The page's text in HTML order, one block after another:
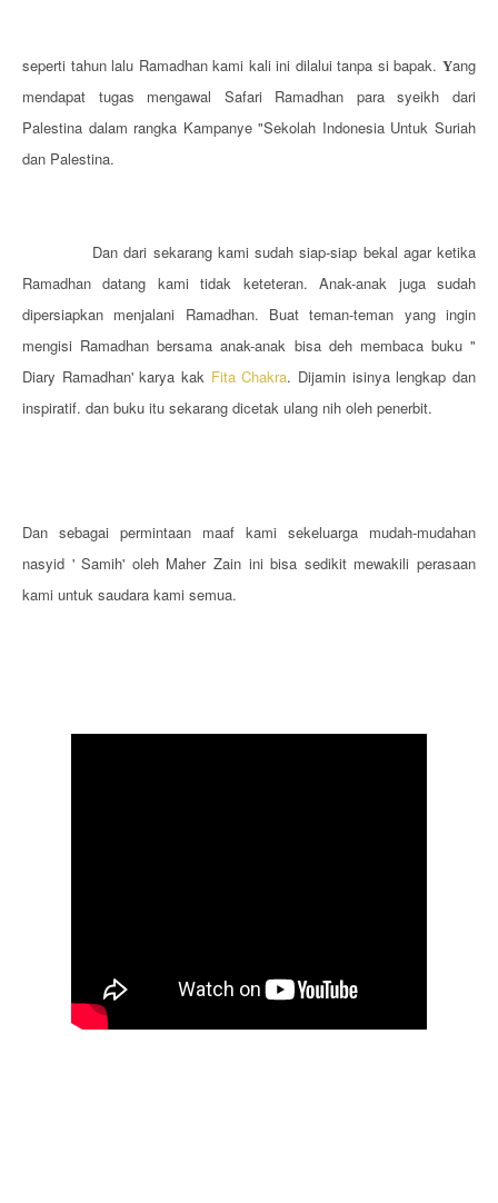
seperti tahun lalu Ramadhan kami kali ini dilalui tanpa si bapak. Yang
mendapat tugas mengawal Safari Ramadhan para syeikh dari
Palestina dalam rangka Kampanye "Sekolah Indonesia Untuk Suriah
dan Palestina.
Dan dari sekarang kami sudah siap-siap bekal agar ketika
Ramadhan datang kami tidak keteteran. Anak-anak juga sudah
dipersiapkan menjalani Ramadhan. Buat teman-teman yang ingin
mengisi Ramadhan bersama anak-anak bisa deh membaca buku "
Diary Ramadhan' karya kak Fita Chakra. Dijamin isinya lengkap dan
inspiratif. dan buku itu sekarang dicetak ulang nih oleh penerbit.
Dan sebagai permintaan maaf kami sekeluarga mudah-mudahan
nasyid ' Samih' oleh Maher Zain ini bisa sedikit mewakili perasaan
kami untuk saudara kami semua.